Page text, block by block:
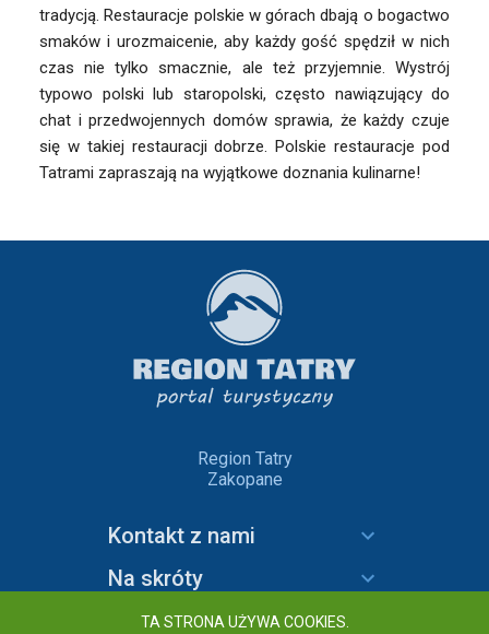
tradycją. Restauracje polskie w górach dbają o bogactwo
smaków i urozmaicenie, aby każdy gość spędził w nich
czas nie tylko smacznie, ale też przyjemnie. Wystrój
typowo polski lub staropolski, często nawiązujący do
chat i przedwojennych domów sprawia, że każdy czuje
się w takiej restauracji dobrze. Polskie restauracje pod
Tatrami zapraszają na wyjątkowe doznania kulinarne!
Region Tatry
Zakopane
Kontakt z nami
Na skróty
Informacje
TA STRONA UŻYWA COOKIES.